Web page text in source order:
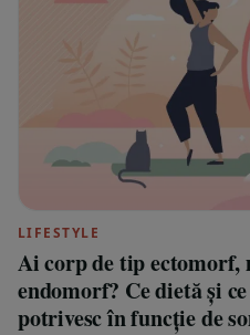
LIFESTYLE
Ai corp de tip ectomorf,
endomorf? Ce dietă și
potrivesc în funcție de